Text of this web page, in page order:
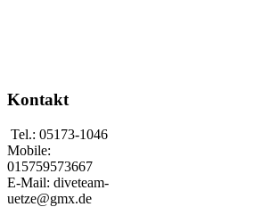
Kontakt
Tel.: 05173-1046
Mobile:
015759573667
E-Mail: diveteam-
uetze@gmx.de